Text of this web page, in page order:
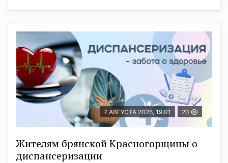
7 АВГУСТА 2026, 19:01 20
Жителям брянской Красногорщины о
диспансеризации